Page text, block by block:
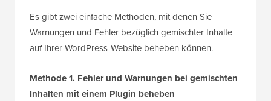
Es gibt zwei einfache Methoden, mit denen Sie
Warnungen und Fehler bezüglich gemischter Inhalte
auf Ihrer WordPress-Website beheben können.
Methode 1. Fehler und Warnungen bei gemischten
Inhalten mit einem Plugin beheben